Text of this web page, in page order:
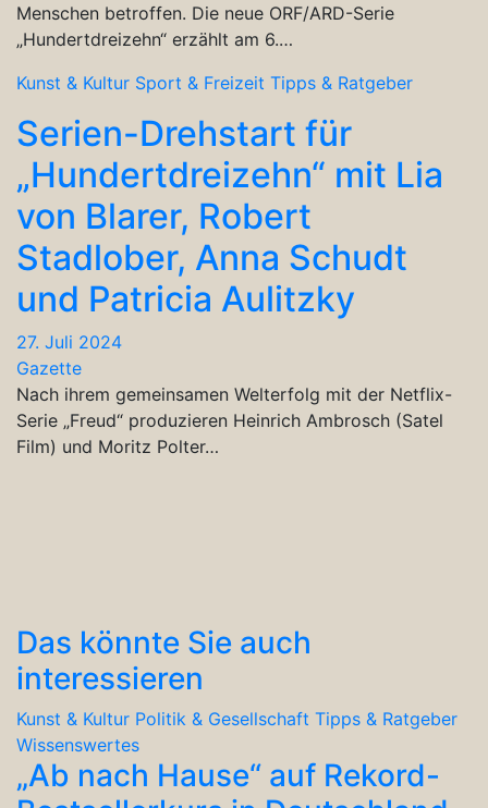
Menschen betroffen. Die neue ORF/ARD-Serie
„Hundertdreizehn“ erzählt am 6.…
Kunst & Kultur Sport & Freizeit Tipps & Ratgeber
Serien-Drehstart für
„Hundertdreizehn“ mit Lia
von Blarer, Robert
Stadlober, Anna Schudt
und Patricia Aulitzky
27. Juli 2024
Gazette
Nach ihrem gemeinsamen Welterfolg mit der Netflix-
Serie „Freud“ produzieren Heinrich Ambrosch (Satel
Film) und Moritz Polter…
Das könnte Sie auch
interessieren
Kunst & Kultur Politik & Gesellschaft Tipps & Ratgeber
Wissenswertes
„Ab nach Hause“ auf Rekord-